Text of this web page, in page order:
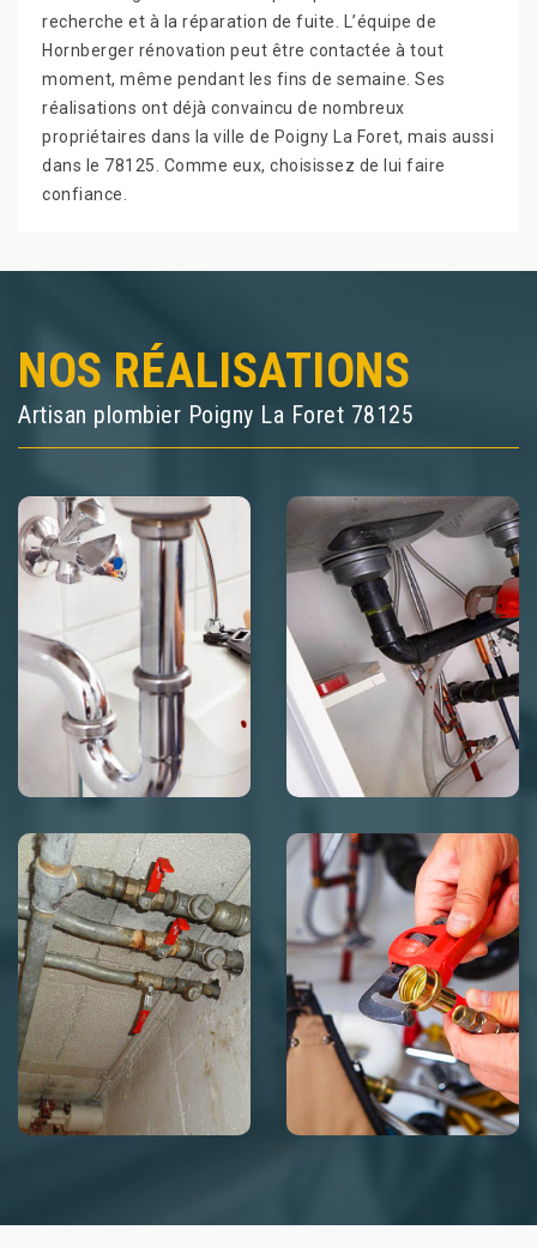
recherche et à la réparation de fuite. L’équipe de
Hornberger rénovation peut être contactée à tout
moment, même pendant les fins de semaine. Ses
réalisations ont déjà convaincu de nombreux
propriétaires dans la ville de Poigny La Foret, mais aussi
dans le 78125. Comme eux, choisissez de lui faire
confiance.
NOS RÉALISATIONS
Artisan plombier Poigny La Foret 78125